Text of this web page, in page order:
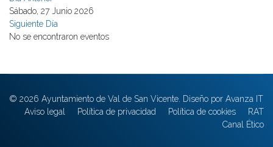
Sábado, 27 Junio 2026
Siguiente Día
No se encontraron eventos
© 2026 Ayuntamiento de Val de San Vicente. Diseño por Avanza IT
Aviso legal
Política de privacidad Política de cookies
RAT
Canal Ético